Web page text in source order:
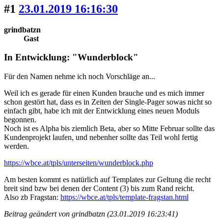
#1 23.01.2019 16:16:30
grindbatzn
Gast
In Entwicklung: "Wunderblock"
Für den Namen nehme ich noch Vorschläge an...
Weil ich es gerade für einen Kunden brauche und es mich immer
schon gestört hat, dass es in Zeiten der Single-Pager sowas nicht so
einfach gibt, habe ich mit der Entwicklung eines neuen Moduls
begonnen.
Noch ist es Alpha bis ziemlich Beta, aber so Mitte Februar sollte das
Kundenprojekt laufen, und nebenher sollte das Teil wohl fertig
werden.
https://wbce.at/tpls/unterseiten/wunderblock.php
Am besten kommt es natürlich auf Templates zur Geltung die recht
breit sind bzw bei denen der Content (3) bis zum Rand reicht.
Also zb Fragstan: https://wbce.at/tpls/template-fragstan.html
Beitrag geändert von grindbatzn (23.01.2019 16:23:41)